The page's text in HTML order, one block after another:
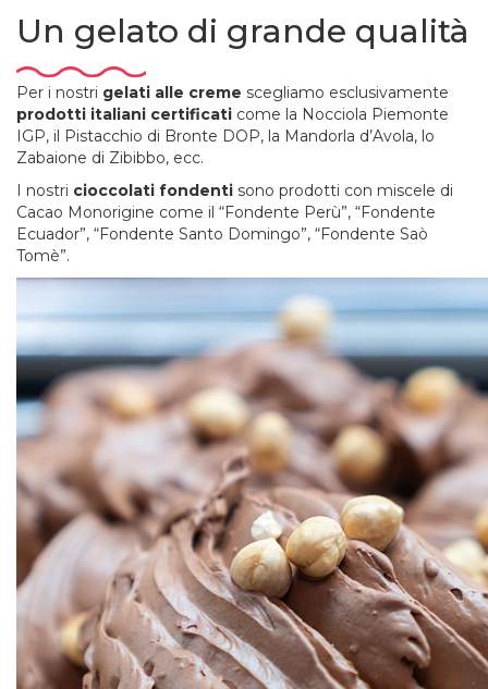
Un gelato di grande qualità
Per i nostri gelati alle creme scegliamo esclusivamente
prodotti italiani certificati come la Nocciola Piemonte
IGP, il Pistacchio di Bronte DOP, la Mandorla d’Avola, lo
Zabaione di Zibibbo, ecc.
I nostri cioccolati fondenti sono prodotti con miscele di
Cacao Monorigine come il “Fondente Perù”, “Fondente
Ecuador”, “Fondente Santo Domingo”, “Fondente Saò
Tomè”.